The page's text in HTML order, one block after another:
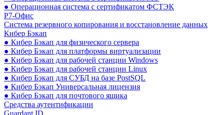
● Операционная система с сертификатом ФСТЭК
Р7-Офис
Система резервного копирования и восстановление данных
Кибер Бэкап
● Кибер Бэкап для физического сервера
● Кибер Бэкап для платформы виртуализации
● Кибер Бэкап для рабочей станции Windows
● Кибер Бэкап для рабочей станции Linux
● Кибер Бэкап для СУБД на базе PostSQL
● Кибер Бэкап Универсальная лицензия
● Кибер Бэкап для почтового ящика
Средства аутентификации
Guardant ID